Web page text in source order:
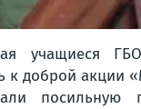
учащиеся
к доброй акции
посильную